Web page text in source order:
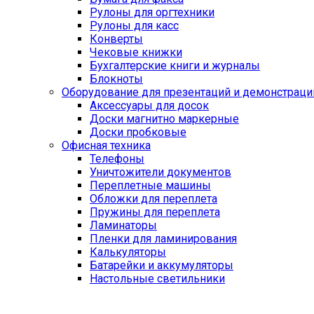
Рулоны для оргтехники
Рулоны для касс
Конверты
Чековые книжки
Бухгалтерские книги и журналы
Блокноты
Оборудование для презентаций и
Аксессуары для досок
Доски магнитно маркерные
Доски пробковые
Офисная техника
Телефоны
Уничтожители документов
Переплетные машины
Обложки для переплета
Пружины для переплета
Ламинаторы
Пленки для ламинирования
Калькуляторы
Батарейки и аккумуляторы
Настольные светильники